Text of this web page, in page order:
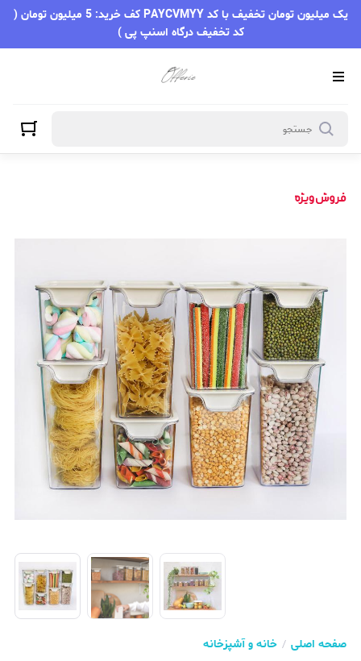
یک میلیون تومان تخفیف با کد PAYCVMYY کف خرید: 5 میلیون تومان (
کد تخفیف درگاه اسنپ پی )
صفحه اصلی خانه و آشپزخانه